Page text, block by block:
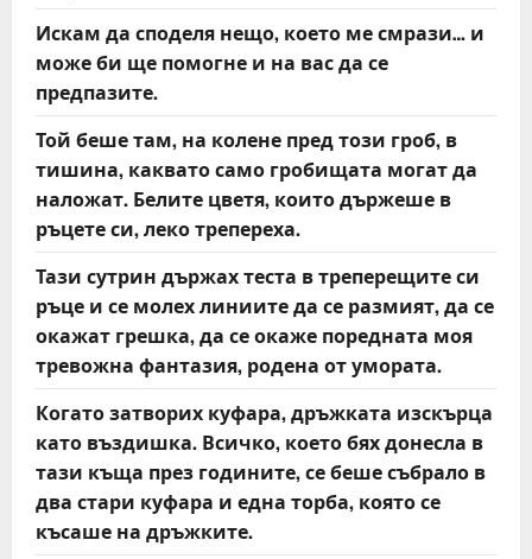
Искам да споделя нещо, което ме смрази… и
може би ще помогне и на вас да се
предпазите.
Той беше там, на колене пред този гроб, в
тишина, каквато само гробищата могат да
наложат. Белите цветя, които държеше в
ръцете си, леко трепереха.
Тази сутрин държах теста в треперещите си
ръце и се молех линиите да се размият, да се
окажат грешка, да се окаже поредната моя
тревожна фантазия, родена от умората.
Когато затворих куфара, дръжката изскърца
като въздишка. Всичко, което бях донесла в
тази къща през годините, се беше събрало в
два стари куфара и една торба, която се
късаше на дръжките.